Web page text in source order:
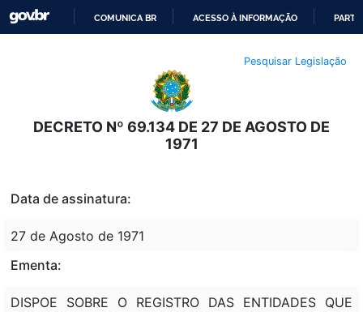
O
CONTEÚDO
COMUNICA BR ACESSO À INFORMAÇÃO
Pesquisar Legislação
DECRETO Nº 69.134 DE 27 DE AGOSTO DE
1971
Data de assinatura:
27 de Agosto de 1971
Ementa:
DISPOE SOBRE O REGISTRO DAS ENTIDADES QUE